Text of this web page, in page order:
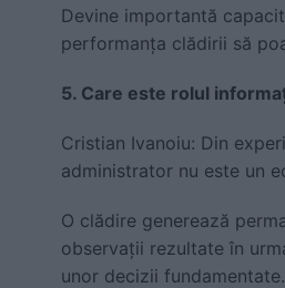
Devine importantă
performanța clădirii să
5. Care este rolul
Cristian Ivanoiu: Din
administrator nu este un
O clădire generează
observații rezultate în
unor decizii fundamentate.